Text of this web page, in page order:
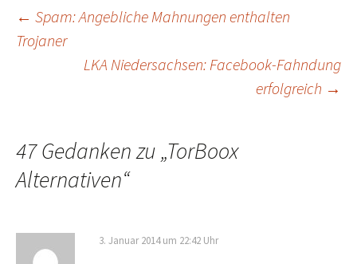
Beitragsnavigation
← Spam: Angebliche Mahnungen enthalten
Trojaner
LKA Niedersachsen: Facebook-Fahndung
erfolgreich →
47 Gedanken zu „TorBoox
Alternativen“
3. Januar 2014 um 22:42 Uhr